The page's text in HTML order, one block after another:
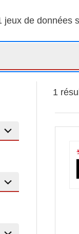
jeux de données
1